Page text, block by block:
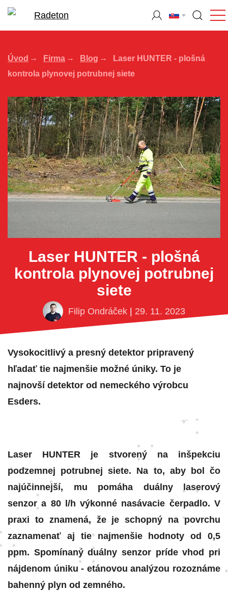
Úvod Firma Blog
Laser HUNTER - plošná
kontrola plynovej potrubnej siete
Laser HUNTER - plošná
kontrola plynovej potrubnej
siete
Filip Ondráček 29. 11. 2023
Vysokocitlivý a presný detektor pripravený
hľadať tie najmenšie možné úniky. To je
najnovší detektor od nemeckého výrobcu
Esders.
Laser HUNTER je stvorený na inšpekciu
podzemnej potrubnej siete. Na to, aby bol čo
najúčinnejší, mu pomáha duálny laserový
senzor a 80 l/h výkonné nasávacie čerpadlo. V
praxi to znamená, že je schopný na povrchu
zaznamenať aj tie najmenšie hodnoty od 0,5
ppm. Spomínaný duálny senzor príde vhod pri
nájdenom úniku - etánovou analýzou rozoznáme
bahenný plyn od zemného.